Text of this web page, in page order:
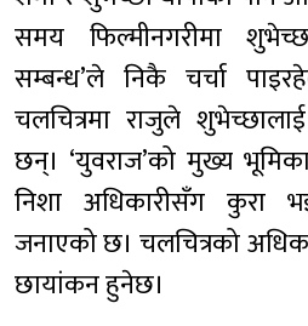
समय फिल्मीनगरीमा
सम्बन्ध’ले निकै चर्चा
चलचित्रमा राजुले
छन्। ‘युवराज’को मुख्य
निशा अधिकारीसँग कुरा
जनाएको छ। चलचित्रको
छायांकन हुनेछ।